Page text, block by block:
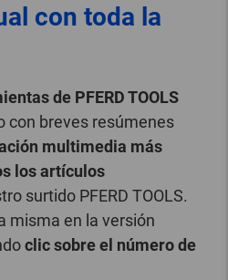
con toda la
de PFERD TOOLS
con breves resúmenes
multimedia más
los artículos
surtido PFERD TOOLS.
misma en la versión
clic sobre el número de